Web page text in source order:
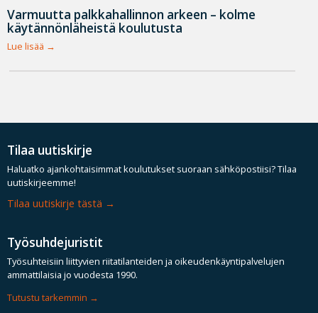
Varmuutta palkkahallinnon arkeen – kolme
käytännönläheistä koulutusta
Lue lisää
Tilaa uutiskirje
Haluatko ajankohtaisimmat koulutukset suoraan sähköpostiisi? Tilaa
uutiskirjeemme!
Tilaa uutiskirje tästä
Työsuhdejuristit
Työsuhteisiin liittyvien riitatilanteiden ja oikeudenkäyntipalvelujen
ammattilaisia jo vuodesta 1990.
Tutustu tarkemmin